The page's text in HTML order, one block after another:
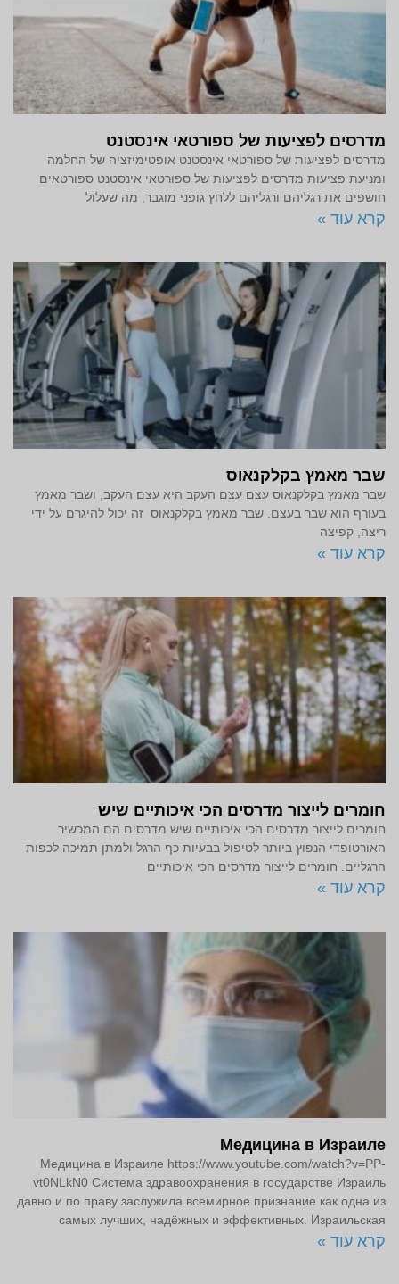
מדרסים לפציעות של ספורטאי אינסטנט
מדרסים לפציעות של ספורטאי אינסטנט אופטימיזציה של החלמה
ומניעת פציעות מדרסים לפציעות של ספורטאי אינסטנט ספורטאים
חושפים את רגליהם ורגליהם ללחץ גופני מוגבר, מה שעלול
קרא עוד »
שבר מאמץ בקלקנאוס
שבר מאמץ בקלקנאוס עצם עצם העקב היא עצם העקב, ושבר מאמץ
בעורף הוא שבר בעצם. שבר מאמץ בקלקנאוס זה יכול להיגרם על ידי
ריצה, קפיצה
קרא עוד »
חומרים לייצור מדרסים הכי איכותיים שיש
חומרים לייצור מדרסים הכי איכותיים שיש מדרסים הם המכשיר
האורטופדי הנפוץ ביותר לטיפול בבעיות כף הרגל ולמתן תמיכה לכפות
הרגליים. חומרים לייצור מדרסים הכי איכותיים
קרא עוד »
Медицина в Израиле
Медицина в Израиле https://www.youtube.com/watch?v=PP-
vt0NLkN0 Система здравоохранения в государстве Израиль
давно и по праву заслужила всемирное признание как одна из
самых лучших, надёжных и эффективных. Израильская
קרא עוד »